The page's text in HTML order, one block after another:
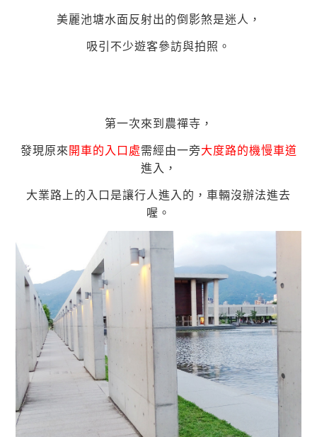
美麗池塘水面反射出的倒影煞是迷人，
吸引不少遊客參訪與拍照。
第一次來到農禪寺，
發現原來 開車的入口處需經由一旁大度路的機慢車道
進入，
大業路上的入口是讓行人進入的，車輛沒辦法進去
喔。